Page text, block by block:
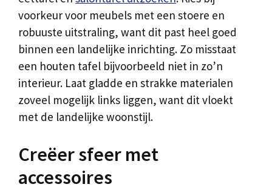
voorkeur voor meubels met een stoere en
robuuste uitstraling, want dit past heel goed
binnen een landelijke inrichting. Zo misstaat
een houten tafel bijvoorbeeld niet in zo’n
interieur. Laat gladde en strakke materialen
zoveel mogelijk links liggen, want dit vloekt
met de landelijke woonstijl.
Creëer sfeer met
accessoires